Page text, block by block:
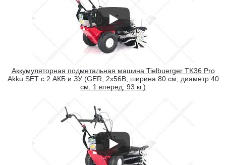
Аккумуляторная подметальная машина Tielbuerger TK36 Pro
Akku SET c 2 АКБ и ЗУ (GER, 2х56В, ширина 80 см, диаметр 40
см, 1 вперед, 93 кг.)